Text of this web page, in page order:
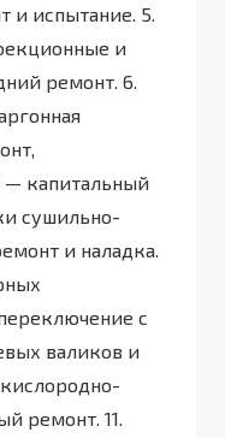
и испытание. 5.
и
ремонт. 6.
— капитальный
сушильно-
и наладка.
с
валиков и
ремонт. 11.